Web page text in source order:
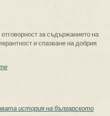
за съдържанието на
и спазване на добрия
история на българското